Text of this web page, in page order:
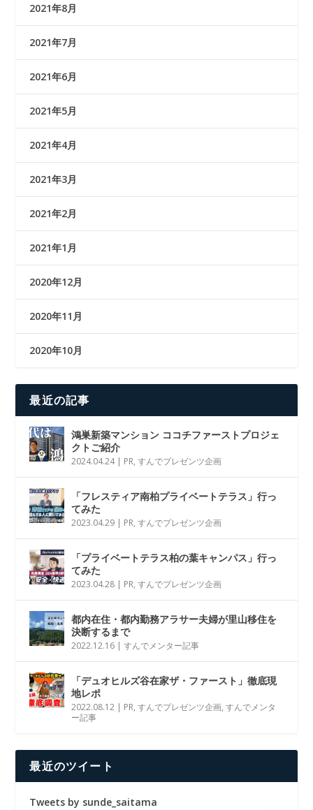
2021年8月
2021年7月
2021年6月
2021年5月
2021年4月
2021年3月
2021年2月
2021年1月
2020年12月
2020年11月
2020年10月
最近の記事
鴻巣新築マンション ココチファーストプロジェ
クトご紹介
2024.04.24| PR,すんでプレゼンツ企画
「フレスティア南柏プライベートテラス」行っ
てみた
2023.04.29 | PR,すんでプレゼンツ企画
「プライベートテラス柏の葉キャンパス」行っ
てみた
2023.04.28 | PR,すんでプレゼンツ企画
都内在住・都内勤務アラサー夫婦が里山移住を
決断するまで
2022.12.16 |すんでメンター記事
「デュオヒルズ谷在家ザ・ファースト」徹底現
地レポ
2022.08.12 | PR,すんでプレゼンツ企画,すんでメンタ
ー記事
最近のツイート
Tweets by sunde_saitama